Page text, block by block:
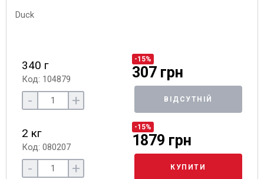
340 г
Код: 104879
-15%
307 грн
- + ВІДСУТНІЙ
2 кг
Код: 080207
-15%
1879 грн
- + КУПИТИ